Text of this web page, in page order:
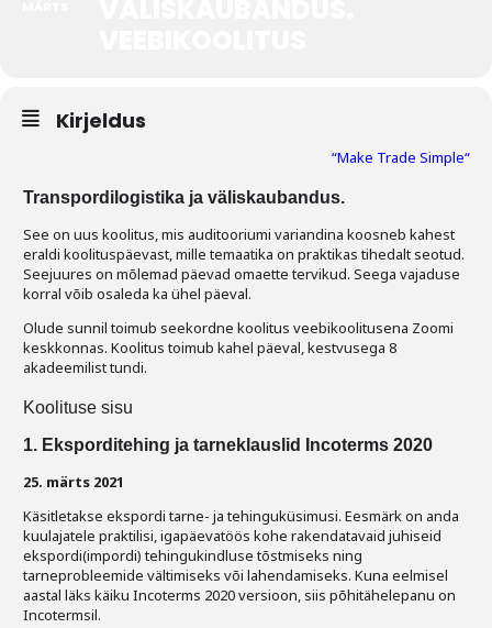
Arvamus
ICC WBO
ICC komisjonid
Digiraamatukogu
Juhendid ja väljaanded
Videod
Liitu meililistiga
Oskusteave
Incoterms® 2020
Kirjeldus
“Make Trade Simple“
Transpordilogistika ja väliskaubandus.
See on uus koolitus, mis auditooriumi variandina koosneb kahest
eraldi koolituspäevast, mille temaatika on praktikas tihedalt seotud.
Seejuures on mõlemad päevad omaette tervikud. Seega vajaduse
korral võib osaleda ka ühel päeval.
Olude sunnil toimub seekordne koolitus veebikoolitusena Zoomi
keskkonnas. Koolitus toimub kahel päeval, kestvusega 8
akadeemilist tundi.
Koolituse sisu
1. Eksporditehing ja tarneklauslid Incoterms 2020
25. märts 2021
Käsitletakse ekspordi tarne- ja tehinguküsimusi. Eesmärk on anda
kuulajatele praktilisi, igapäevatöös kohe rakendatavaid juhiseid
ekspordi(impordi) tehingukindluse tõstmiseks ning
tarneprobleemide vältimiseks või lahendamiseks. Kuna eelmisel
aastal läks käiku Incoterms 2020 versioon, siis põhitähelepanu on
Incotermsil.